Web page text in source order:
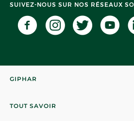
SUIVEZ-NOUS SUR NOS RÉSEAUX
GIPHAR
TOUT SAVOIR